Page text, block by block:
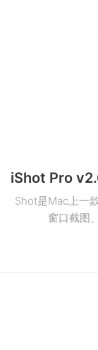
Shot是Mac上一
窗口截图